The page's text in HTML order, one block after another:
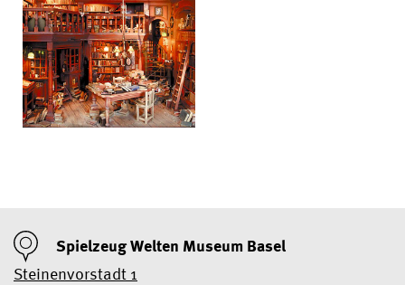
Spielzeug Welten Museum Basel
Steinenvorstadt 1